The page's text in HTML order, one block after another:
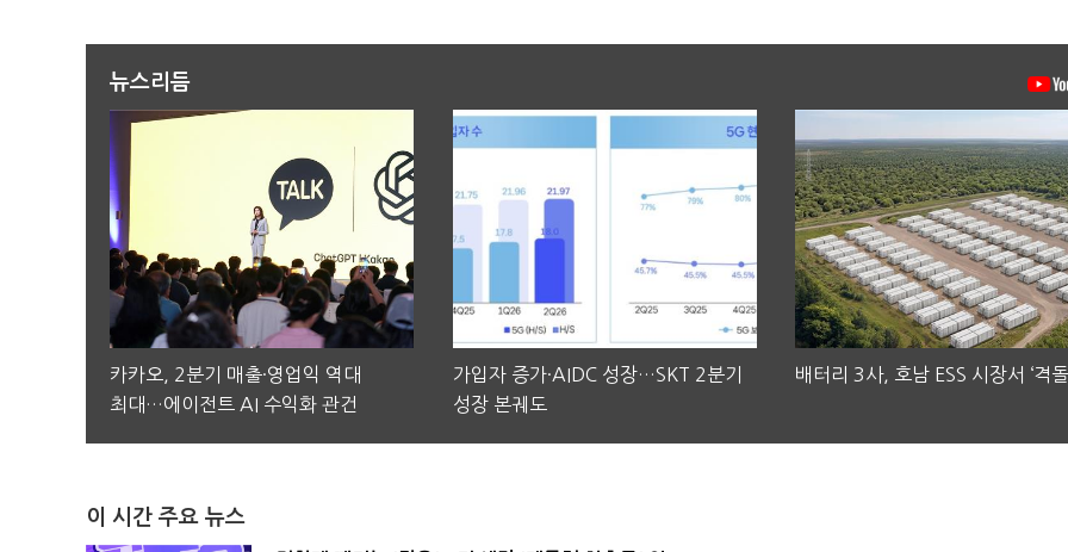
뉴스리듬
카카오, 2분기 매출·영업익 역대
최대…에이전트 AI 수익화 관건
가입자 증가·AIDC 성장…SKT 2분기
성장 본궤도
배터리 3사, 호남 ESS 시장서 ‘격돌
이 시간 주요 뉴스